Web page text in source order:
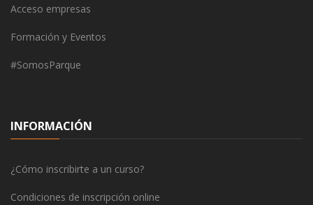
Acceso empresas
Formación y Eventos
#SomosParque
INFORMACIÓN
¿Cómo inscribirte a un curso?
Condiciones de inscripción online